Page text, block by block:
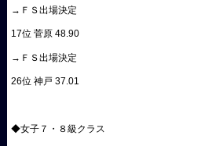
→ＦＳ出場決定
17位 菅原 48.90
→ＦＳ出場決定
26位 神戸 37.01
◆女子７・８級クラス